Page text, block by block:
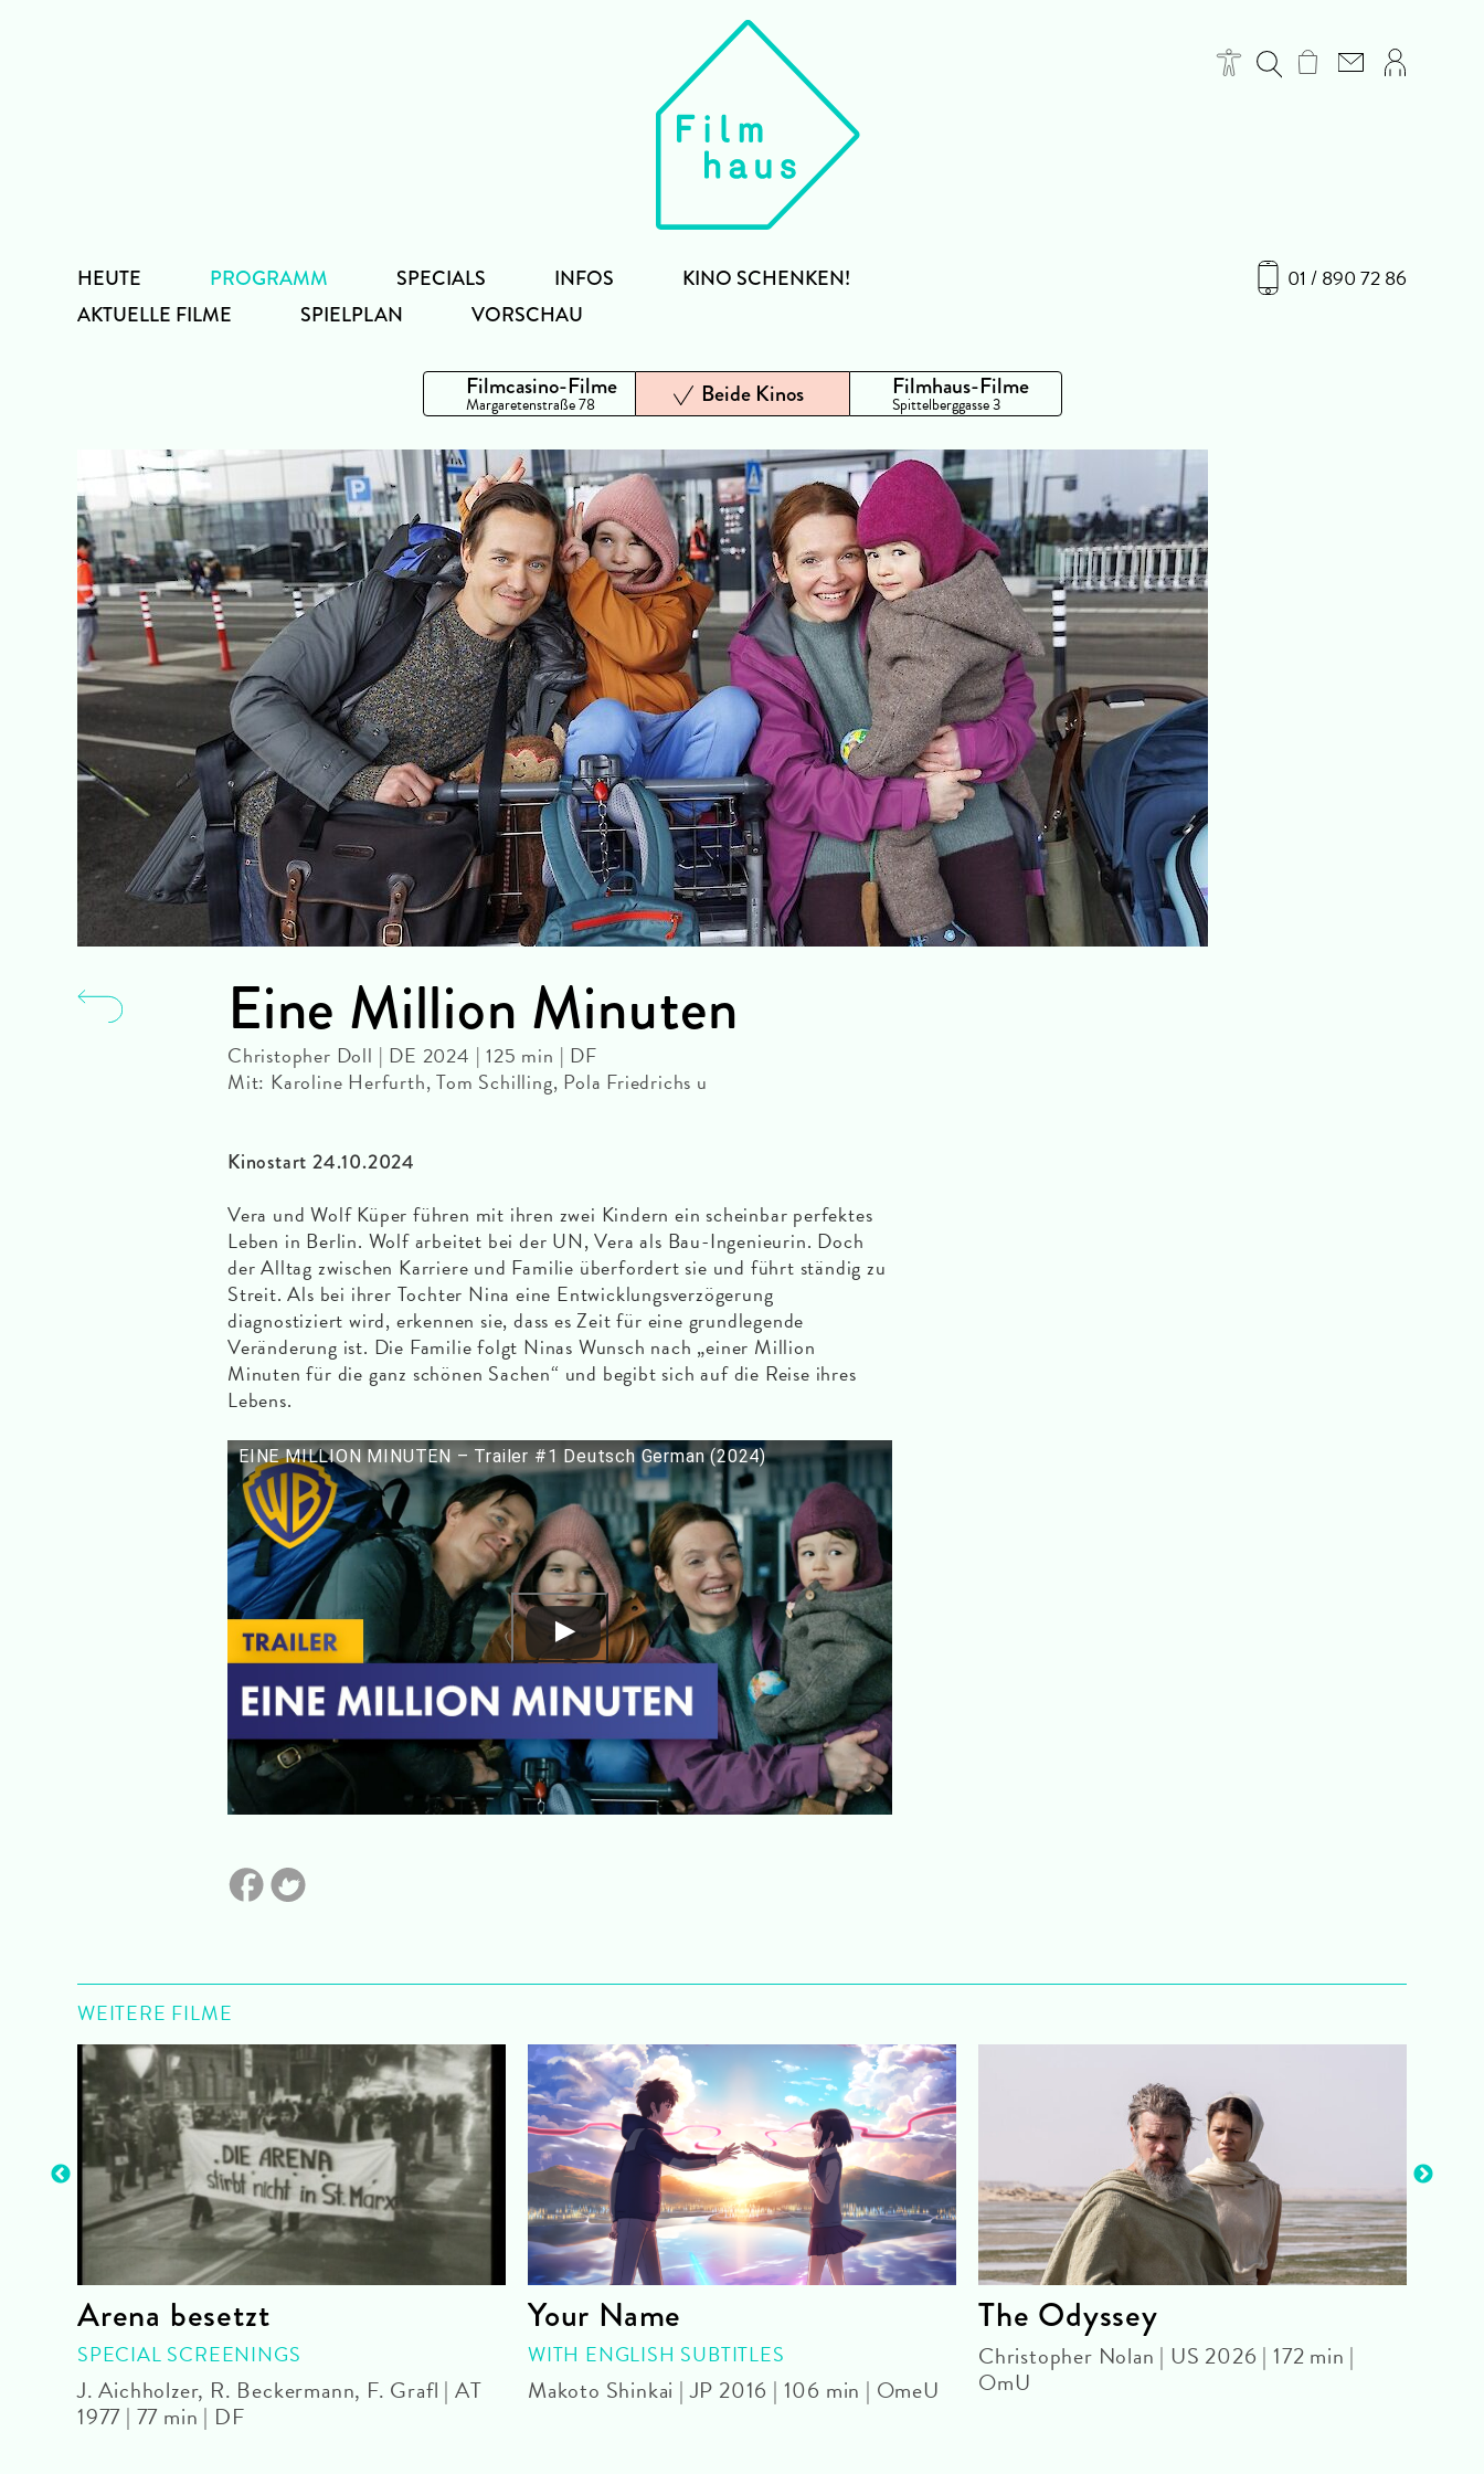
01 / 890 72 86
HEUTE
PROGRAMM
AKTUELLE FILME
SPIELPLAN VORSCHAU
SPECIALS INFOS KINO SCHENKEN!
Filmcasino-Filme
Margaretenstraße 78 Beide Kinos Filmhaus-Filme
Spittelberggasse 3
Eine Million Minuten
Christopher Doll | DE 2024 | 125 min | DF
Mit: Karoline Herfurth, Tom Schilling, Pola Friedrichs u
Kinostart 24.10.2024
Vera und Wolf Küper führen mit ihren zwei Kindern ein scheinbar perfektes
Leben in Berlin. Wolf arbeitet bei der UN, Vera als Bau-Ingenieurin. Doch
der Alltag zwischen Karriere und Familie überfordert sie und führt ständig zu
Streit. Als bei ihrer Tochter Nina eine Entwicklungsverzögerung
diagnostiziert wird, erkennen sie, dass es Zeit für eine grundlegende
Veränderung ist. Die Familie folgt Ninas Wunsch nach „einer Million
Minuten für die ganz schönen Sachen“ und begibt sich auf die Reise ihres
Lebens.
EINE MILLION MINUTEN – Trailer #1 Deutsch German (2024)
WEITERE FILME
Arena besetzt
SPECIAL SCREENINGS
J. Aichholzer, R. Beckermann, F. Grafl | AT
1977 | 77 min | DF
Your Name
WITH ENGLISH SUBTITLES
Makoto Shinkai | JP 2016 | 106 min | OmeU
The Odyssey
Christopher Nolan | US 2026 | 172 min |
OmU